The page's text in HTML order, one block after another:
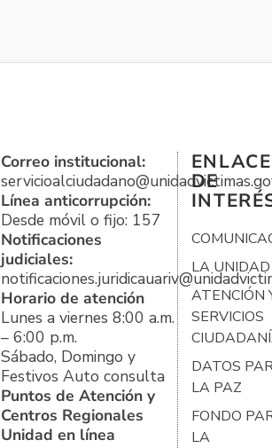
Correo institucional:
Línea anticorrupción:
Desde móvil o fijo: 157
Notificaciones
judiciales:
Horario de atención
Lunes a viernes 8:00 a.m.
– 6:00 p.m.
Sábado, Domingo y
Festivos Auto consulta
Puntos de Atención y
Centros Regionales
Unidad en línea
DE
LA UNIDAD
ATENCIÓN
SERVICIOS
DATOS
LA PAZ
FONDO
LA